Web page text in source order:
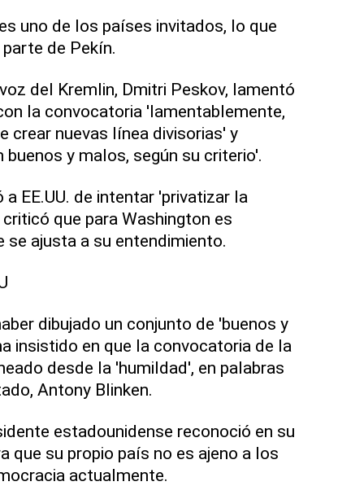
uno de los países invitados, lo que
de Pekín.
del Kremlin, Dmitri Peskov, lamentó
la convocatoria 'lamentablemente,
crear nuevas línea divisorias' y
y malos, según su criterio'.
EE.UU. de intentar 'privatizar la
que para Washington es
ajusta a su entendimiento.
dibujado un conjunto de 'buenos y
insistido en que la convocatoria de la
desde la 'humildad', en palabras
Antony Blinken.
estadounidense reconoció en su
que su propio país no es ajeno a los
actualmente.